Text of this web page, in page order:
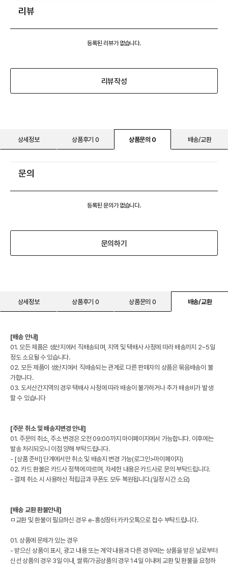
리뷰
등록된 리뷰가 없습니다.
리뷰작성
상세정보 상품후기 0 상품문의 0 배송/교환
문의
등록된 문의가 없습니다.
문의하기
상세정보 상품후기 0 상품문의 0 배송/교환
[배송 안내]
01. 모든 제품은 생산지에서 직배송되며, 지역 및 택배사 사정에 따라 배송까지 2~5일
정도 소요될 수 있습니다.
02. 모든 제품이 생산지에서 직배송되는 관계로 다른 판매자의 상품은 묶음배송이 불
가합니다.
03. 도서산간지역의 경우 택배사 사정에 따라 배송이 불가하거나 추가 배송비가 발생
할 수 있습니다
[주문 취소 및 배송지변경 안내]
01. 주문의 취소, 주소 변경은 오전 09:00까지 마이페이지에서 가능합니다. 이후에는
발송 처리되오니 이점 양해 부탁드립니다.
- [상품 준비] 단계에서만 취소 및 배송지 변경 가능(로그인>마이페이지)
02. 카드 환불은 카드사 정책에 따르며, 자세한 내용은 카드사로 문의 부탁드립니다.
- 결제 취소 시 사용하신 적립금과 쿠폰도 모두 복원됩니다.(일정 시간 소요)
[배송 교환 환불안내]
ㅁ교환 및 환불이 필요하신 경우 e-홍성장터 카카오톡으로 접수 부탁드립니다.
01. 상품에 문제가 있는 경우
- 받으신 상품이 표시, 광고 내용 또는 계약 내용과 다른 경우에는 상품을 받은 날로부터
신선 상품의 경우 3일 이내, 쌀류/가공상품의 경우 14일 이내에 교환 및 환불을 요청하